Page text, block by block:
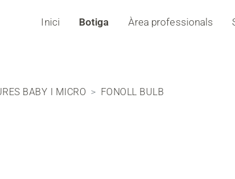
Inici Botiga Àrea professionals
BABY I MICRO FONOLL BULB